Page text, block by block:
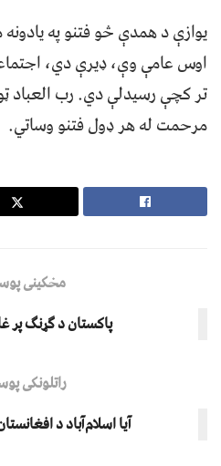
یوازې د همدې څو فتنو په
اوس عامې وې، ډیرې دي،
تر کچې رسیدلې دي. رب العباد
مرحمت له هر ډول فتنو وساتي.
مخکینی
پاکستان د ګړنګ پر
راتلونکی
آيا اسلام‌آباد د